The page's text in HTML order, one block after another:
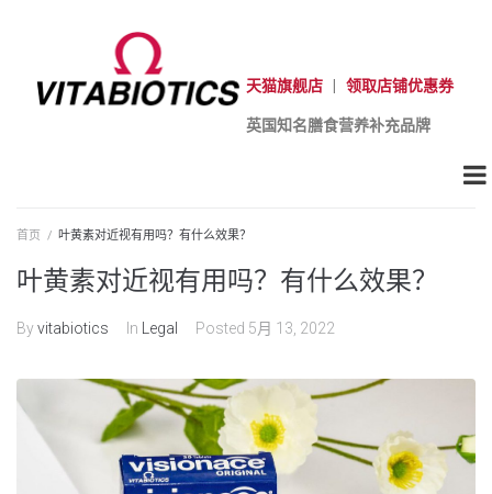
天猫旗舰店 领取店铺优惠券
英国知名膳食营养补充品牌
首页 / 叶黄素对近视有用吗？有什么效果？
叶黄素对近视有用吗？有什么效果？
Byvitabiotics In Legal Posted 5月 13, 2022